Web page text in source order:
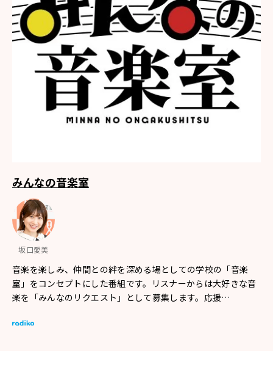
みんなの音楽室
坂口愛美
音楽を楽しみ、仲間との絆を深める場としての学校の「音楽
室」をコンセプトにした番組です。リスナーからは大好きな音
楽を「みんなのリクエスト」として募集します。応援…